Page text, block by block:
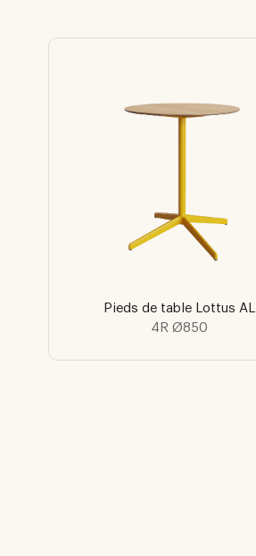
Pieds de table Lottus AL
4R Ø850